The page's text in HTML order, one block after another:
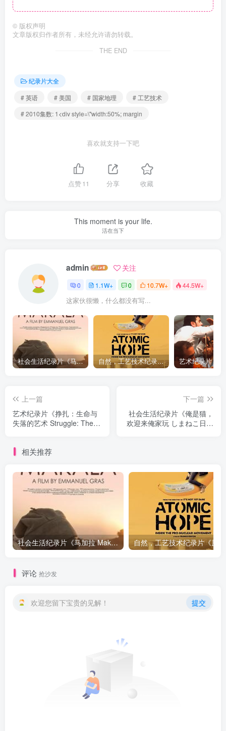
© 版权声明
文章版权归作者所有，未经允许请勿转载。
THE END
纪录片大全
# 英语
# 美国 # 国家地理
# 工艺技术
# 2010集数: 1<div style=\"width:50%; margin
喜欢就支持一下吧
点赞11 分享 收藏
This moment is your life.
活在当下
admin 关注
0 1.1W+ 0 10.7W+ 44.5W+
这家伙很懒，什么都没有写...
社会生活纪录片《马加拉 Makala》下载 自然，工艺技术纪录片《原子能的希望 Atomic Hope – Inside the Pro-Nuclear Movement》下载
上一篇
艺术纪录片《挣扎：生命与
失落的艺术 Struggle: The
下一篇
社会生活纪录片《俺是猫，
欢迎来俺家玩 しまねこ日和
相关推荐
社会生活纪录片《马加拉 Makala》下载
评论 抢沙发
欢迎您留下宝贵的见解！ 提交